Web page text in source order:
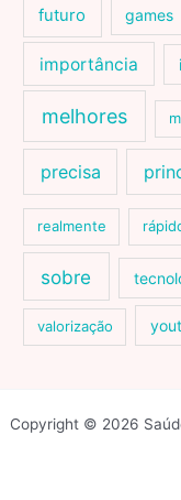
futuro games
importância
melhores
precisa
realmente
sobre
valorização
Copyright © 2026